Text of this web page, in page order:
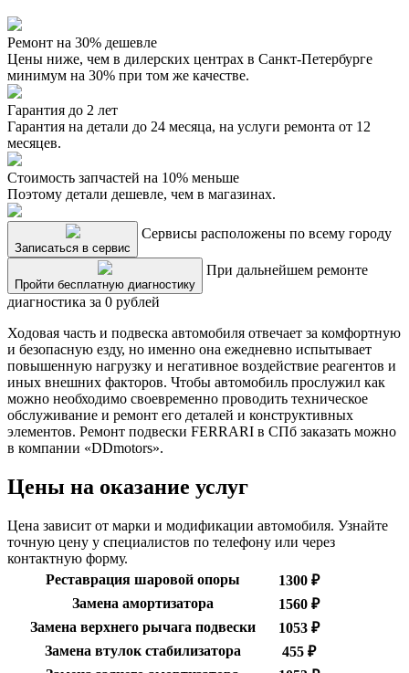
Ремонт на 30% дешевле
Цены ниже, чем в дилерских центрах в Санкт-Петербурге
минимум на 30% при том же качестве.
Гарантия до 2 лет
Гарантия на детали до 24 месяца, на услуги ремонта от 12
месяцев.
Стоимость запчастей на 10% меньше
Поэтому детали дешевле, чем в магазинах.
Записаться в сервис
Сервисы расположены по всему городу
Пройти бесплатную диагностику
При дальнейшем ремонте
диагностика за 0 рублей
Ходовая часть и подвеска автомобиля отвечает за комфортную
и безопасную езду, но именно она ежедневно испытывает
повышенную нагрузку и негативное воздействие реагентов и
иных внешних факторов. Чтобы автомобиль прослужил как
можно необходимо своевременно проводить техническое
обслуживание и ремонт его деталей и конструктивных
элементов. Ремонт подвески FERRARI в СПб заказать можно
в компании «DDmotors».
Цены на оказание услуг
Цена зависит от марки и модификации автомобиля. Узнайте
точную цену у специалистов по телефону или через
контактную форму.
Реставрация шаровой опоры
1300 ₽
Замена амортизатора
1560 ₽
Замена верхнего рычага подвески
1053 ₽
Замена втулок стабилизатора
455 ₽